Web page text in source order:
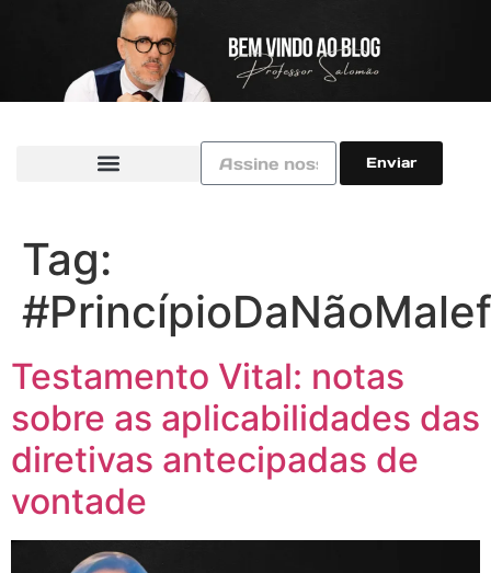
Enviar
Tag:
Testamento Vital: notas
sobre as aplicabilidades das
diretivas antecipadas de
vontade